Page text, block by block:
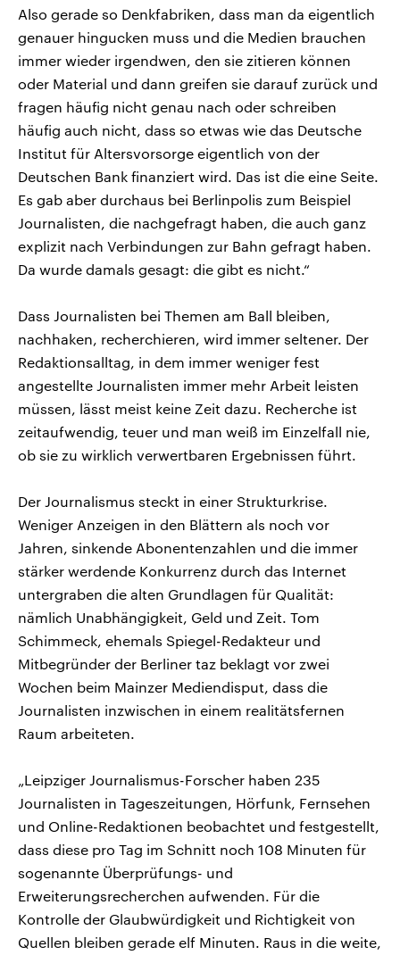
Also gerade so Denkfabriken, dass man da eigentlich
genauer hingucken muss und die Medien brauchen
immer wieder irgendwen, den sie zitieren können
oder Material und dann greifen sie darauf zurück und
fragen häufig nicht genau nach oder schreiben
häufig auch nicht, dass so etwas wie das Deutsche
Institut für Altersvorsorge eigentlich von der
Deutschen Bank finanziert wird. Das ist die eine Seite.
Es gab aber durchaus bei Berlinpolis zum Beispiel
Journalisten, die nachgefragt haben, die auch ganz
explizit nach Verbindungen zur Bahn gefragt haben.
Da wurde damals gesagt: die gibt es nicht.“
Dass Journalisten bei Themen am Ball bleiben,
nachhaken, recherchieren, wird immer seltener. Der
Redaktionsalltag, in dem immer weniger fest
angestellte Journalisten immer mehr Arbeit leisten
müssen, lässt meist keine Zeit dazu. Recherche ist
zeitaufwendig, teuer und man weiß im Einzelfall nie,
ob sie zu wirklich verwertbaren Ergebnissen führt.
Der Journalismus steckt in einer Strukturkrise.
Weniger Anzeigen in den Blättern als noch vor
Jahren, sinkende Abonentenzahlen und die immer
stärker werdende Konkurrenz durch das Internet
untergraben die alten Grundlagen für Qualität:
nämlich Unabhängigkeit, Geld und Zeit. Tom
Schimmeck, ehemals Spiegel-Redakteur und
Mitbegründer der Berliner taz beklagt vor zwei
Wochen beim Mainzer Mediendisput, dass die
Journalisten inzwischen in einem realitätsfernen
Raum arbeiteten.
„Leipziger Journalismus-Forscher haben 235
Journalisten in Tageszeitungen, Hörfunk, Fernsehen
und Online-Redaktionen beobachtet und festgestellt,
dass diese pro Tag im Schnitt noch 108 Minuten für
sogenannte Überprüfungs- und
Erweiterungsrecherchen aufwenden. Für die
Kontrolle der Glaubwürdigkeit und Richtigkeit von
Quellen bleiben gerade elf Minuten. Raus in die weite,